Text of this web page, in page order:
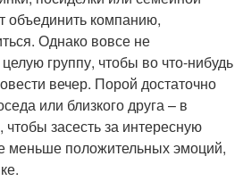
объединить компанию,
Однако вовсе не
группу, чтобы во что-нибудь
вечер. Порой достаточно
или близкого друга – в
засесть за интересную
меньше положительных эмоций,